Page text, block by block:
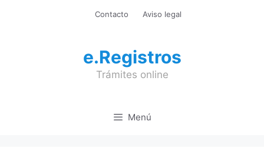
Contacto Aviso legal
e.Registros
Trámites online
Menú